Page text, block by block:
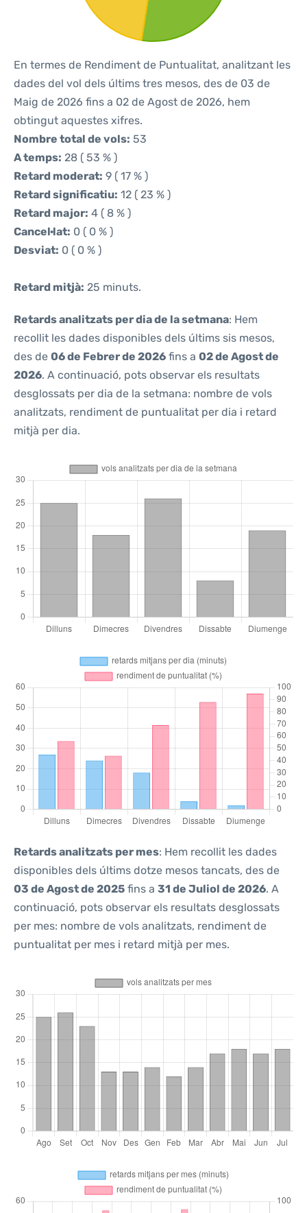
En termes de Rendiment de Puntualitat, analitzant les
dades del vol dels últims tres mesos, des de 03 de
Maig de 2026 fins a 02 de Agost de 2026, hem
obtingut aquestes xifres.
Nombre total de vols: 53
A temps: 28 ( 53 % )
Retard moderat: 9 ( 17 % )
Retard significatiu: 12 ( 23 % )
Retard major: 4 ( 8 % )
Cancel·lat: 0 ( 0 % )
Desviat: 0 ( 0 % )
Retard mitjà: 25 minuts.
Retards analitzats per dia de la setmana: Hem
recollit les dades disponibles dels últims sis mesos,
des de 06 de Febrer de 2026 fins a 02 de Agost de
2026. A continuació, pots observar els resultats
desglossats per dia de la setmana: nombre de vols
analitzats, rendiment de puntualitat per dia i retard
mitjà per dia.
Retards analitzats per mes: Hem recollit les dades
disponibles dels últims dotze mesos tancats, des de
03 de Agost de 2025 fins a 31 de Juliol de 2026. A
continuació, pots observar els resultats desglossats
per mes: nombre de vols analitzats, rendiment de
puntualitat per mes i retard mitjà per mes.